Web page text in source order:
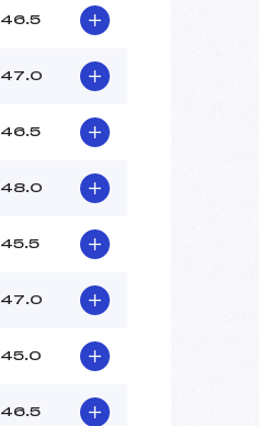
46.5
47.0
46.5
48.0
45.5
47.0
45.0
46.5